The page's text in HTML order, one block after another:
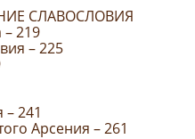
СЛАВОСЛОВИЯ
– 219
– 225
241
Арсения – 261